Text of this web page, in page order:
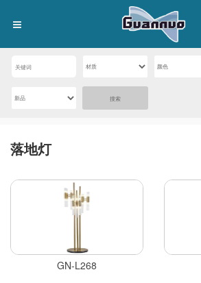
搜索
落地灯
GN-L268